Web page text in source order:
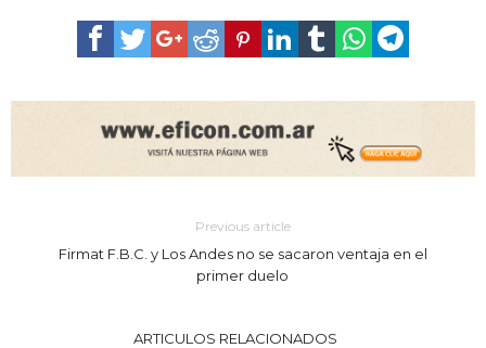
Previous article
Firmat F.B.C. y Los Andes no se sacaron ventaja en el
primer duelo
ARTICULOS RELACIONADOS